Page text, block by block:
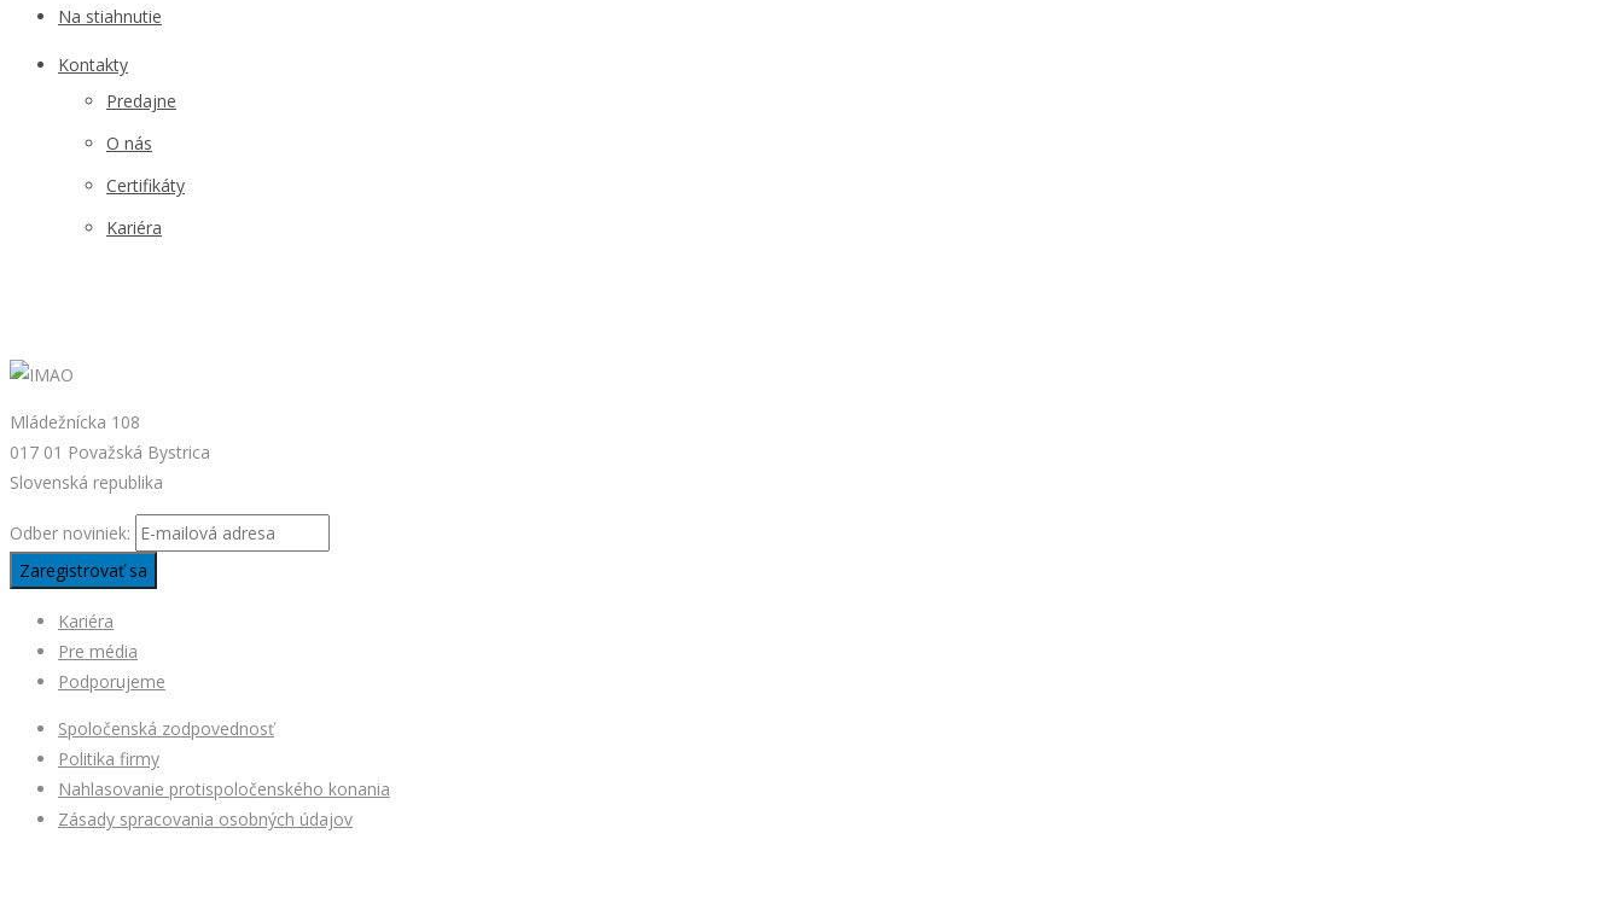
Na stiahnutie
Kontakty
Predajne
O nás
Certifikáty
Kariéra
Mládežnícka 108
017 01 Považská Bystrica
Slovenská republika
Odber noviniek:
Kariéra
Pre média
Podporujeme
Spoločenská zodpovednosť
Politika firmy
Nahlasovanie protispoločenského konania
Zásady spracovania osobných údajov